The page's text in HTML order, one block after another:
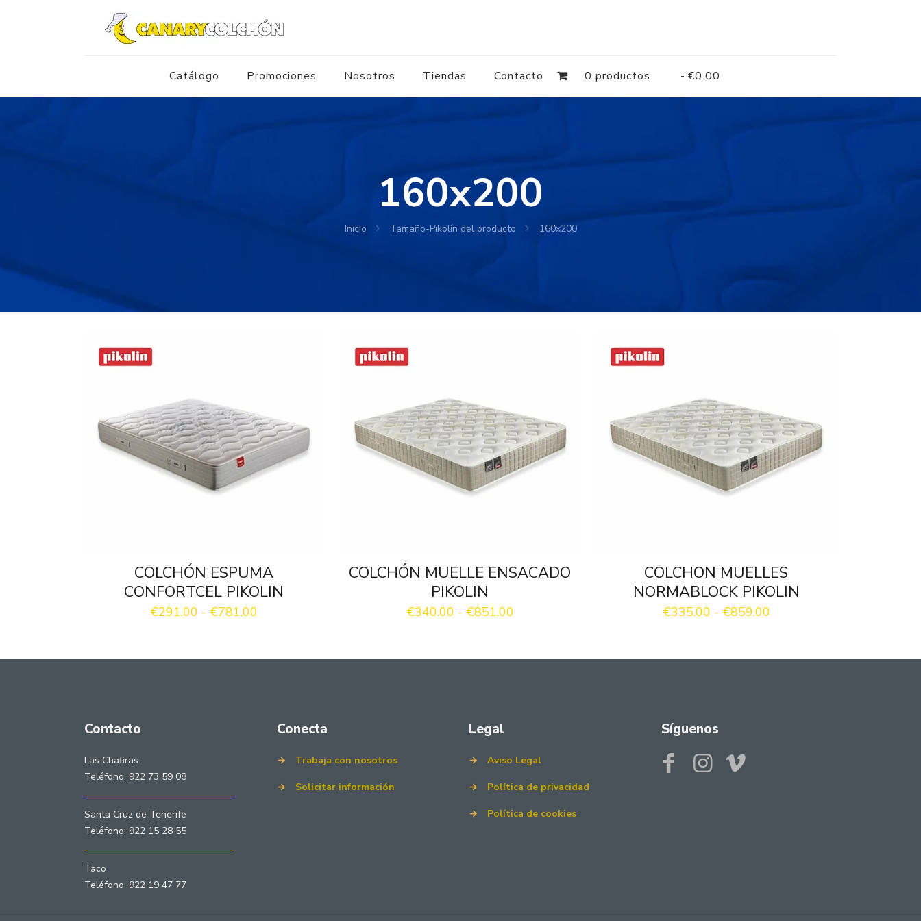
Catálogo Promociones Nosotros Tiendas Contacto 0 productos €0.00
160x200
Inicio Tamaño-Pikolín del producto 160x200
COLCHÓN ESPUMA
CONFORTCEL PIKOLIN
€291.00 - €781.00
desde
COLCHÓN MUELLE ENSACADO
PIKOLIN
€340.00 - €851.00Rango
desde
COLCHON MUELLES
NORMABLOCK PIKOLIN
€335.00 - €859.00Rango
desde
Contacto
Las Chafiras
Teléfono: 922 73 59 08
Santa Cruz de Tenerife
Teléfono: 922 15 28 55
Taco
Teléfono: 922 19 47 77
Conecta
→ Trabaja con nosotros
→ Solicitar información
Legal
→ Aviso Legal
→ Política de privacidad
→ Política de cookies
Síguenos